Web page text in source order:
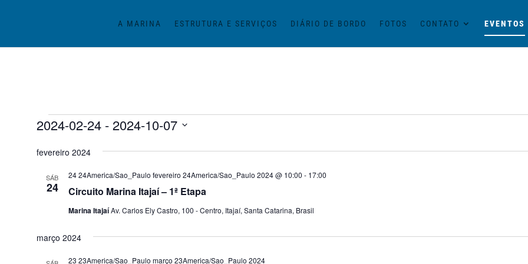
A MARINA ESTRUTURA E SERVIÇOS DIÁRIO DE BORDO FOTOS CONTATO EVENTOS
Eventos
2024-02-24 - 2024-10-07
a
fevereiro 2024
SÁB
24 Circuito Marina Itajaí – 1ª Etapa
24 24America/Sao_Paulo fevereiro 24America/Sao_Paulo 2024 @ 10:00 - 17:00
Marina ItajaíAv. Carlos Ely Castro, 100 - Centro, Itajaí, Santa Catarina, Brasil
março 2024
23 23America/Sao_Paulo março 23America/Sao_Paulo 2024